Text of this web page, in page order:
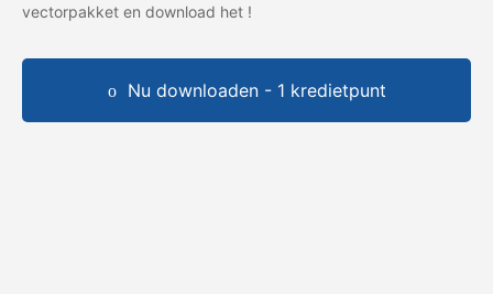
vectorpakket en download het !
Nu downloaden - 1 kredietpunt